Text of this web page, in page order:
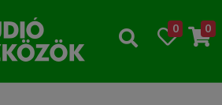
0 0